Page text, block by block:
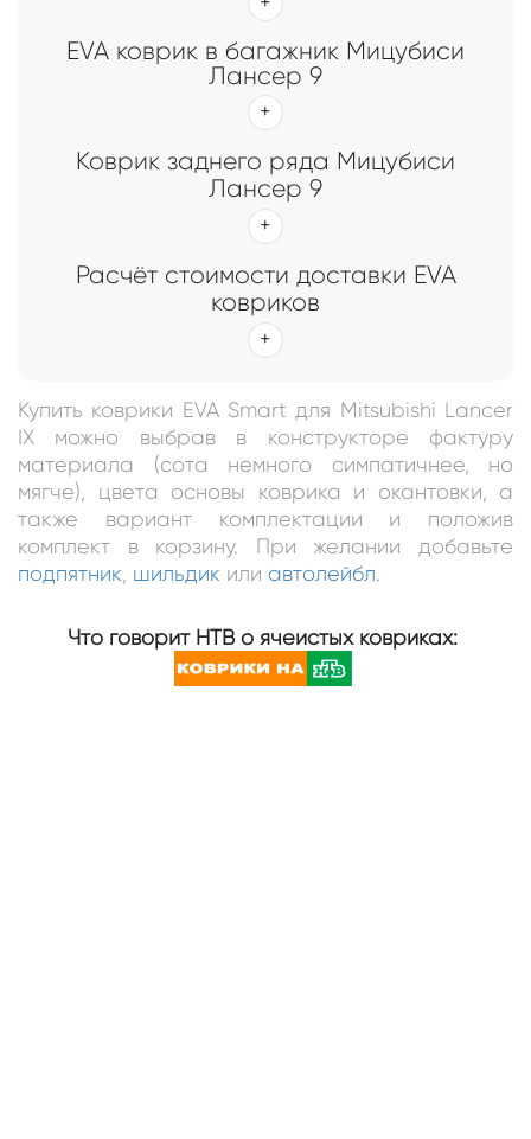
EVA коврик в багажник Мицубиси
Лансер 9
Коврик заднего ряда Мицубиси
Лансер 9
Расчёт стоимости доставки EVA
ковриков
Купить коврики EVA Smart для Mitsubishi Lancer
IX можно выбрав в конструкторе фактуру
материала (сота немного симпатичнее, но
мягче), цвета основы коврика и окантовки, а
также вариант комплектации и положив
комплект в корзину. При желании добавьте
подпятник шильдик или автолейбл.
Что говорит НТВ о ячеистых ковриках: